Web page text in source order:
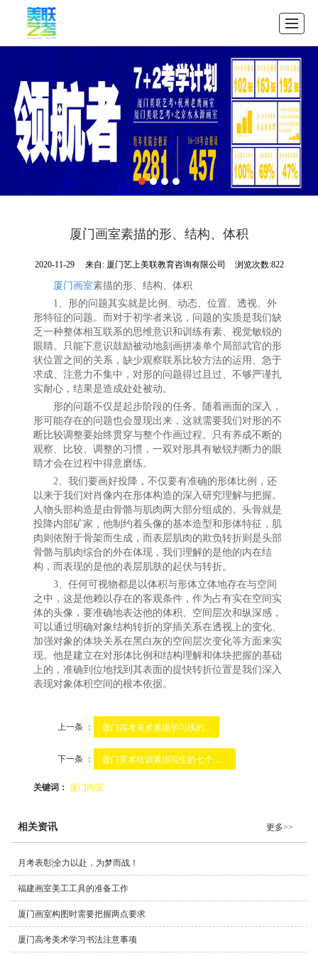
图库展示 联系我们
厦门画室素描的形、结构、体积
2020-11-29 来自: 厦门艺上美联教育咨询有限公司 浏览次数:822
厦门画室素描的形、结构、体积
1、形的问题其实就是比例、动态、位置、透视、外
形特征的问题。而对于初学者来说，问题的实质是我们缺
乏一种整体相互联系的思维意识和训练有素、视觉敏锐的
眼睛。只能下意识鼓励被动地刻画拼凑单个局部武官的形
状位置之间的关系，缺少观察联系比较方法的运用、急于
求成、注意力不集中，对形的问题得过且过、不够严谨扎
实耐心，结果是造成处处被动。
形的问题不仅是起步阶段的任务。随着画面的深入，
形可能存在的问题也会显现出来，这就需要我们对形的不
断比较调整要始终贯穿与整个作画过程。只有养成不断的
观察、比较、调整的习惯，一双对形具有敏锐判断力的眼
睛才会在过程中得意磨练。
2、我们要画好投降，不仅要有准确的形体比例，还
以来于我们对肖像内在形体构造的深入研究理解与把握。
人物头部构造是由骨骼与肌肉两大部分组成的。头骨就是
投降内部矿家，他制约着头像的基本造型和形体特征，肌
肉则依附于骨架而生成，而表层肌肉的欺负转折则是头部
骨骼与肌肉综合的外在体现，我们理解的是他的内在结
构，而表现的是他的表层肌肤的起伏与转折。
3、任何可视物都是以体积与形体立体地存在与空间
之中，这是他赖以存在的客观条件，作为占有实在空间实
体的头像，要准确地表达他的体积、空间层次和纵深感，
可以通过明确对象结构转折的穿插关系在透视上的变化、
加强对象的体块关系在黑白灰的空间层次变化等方面来实
现。他是建立在对形体比例和结构理解和体块把握的基础
上的，准确到位地找到其表面的提快转折位置是我们深入
表现对象体积空间的根本依据。
上一条 ： 厦门高考美术素描学习线的...
下一条 ： 厦门美术培训素描写生的七个进程
关键词： 厦门画室
相关资讯 更多>>
月考表彰|全力以赴，为梦而战！
福建画室美工工具的准备工作
厦门画室构图时需要把握两点要求
厦门高考美术学习书法注意事项